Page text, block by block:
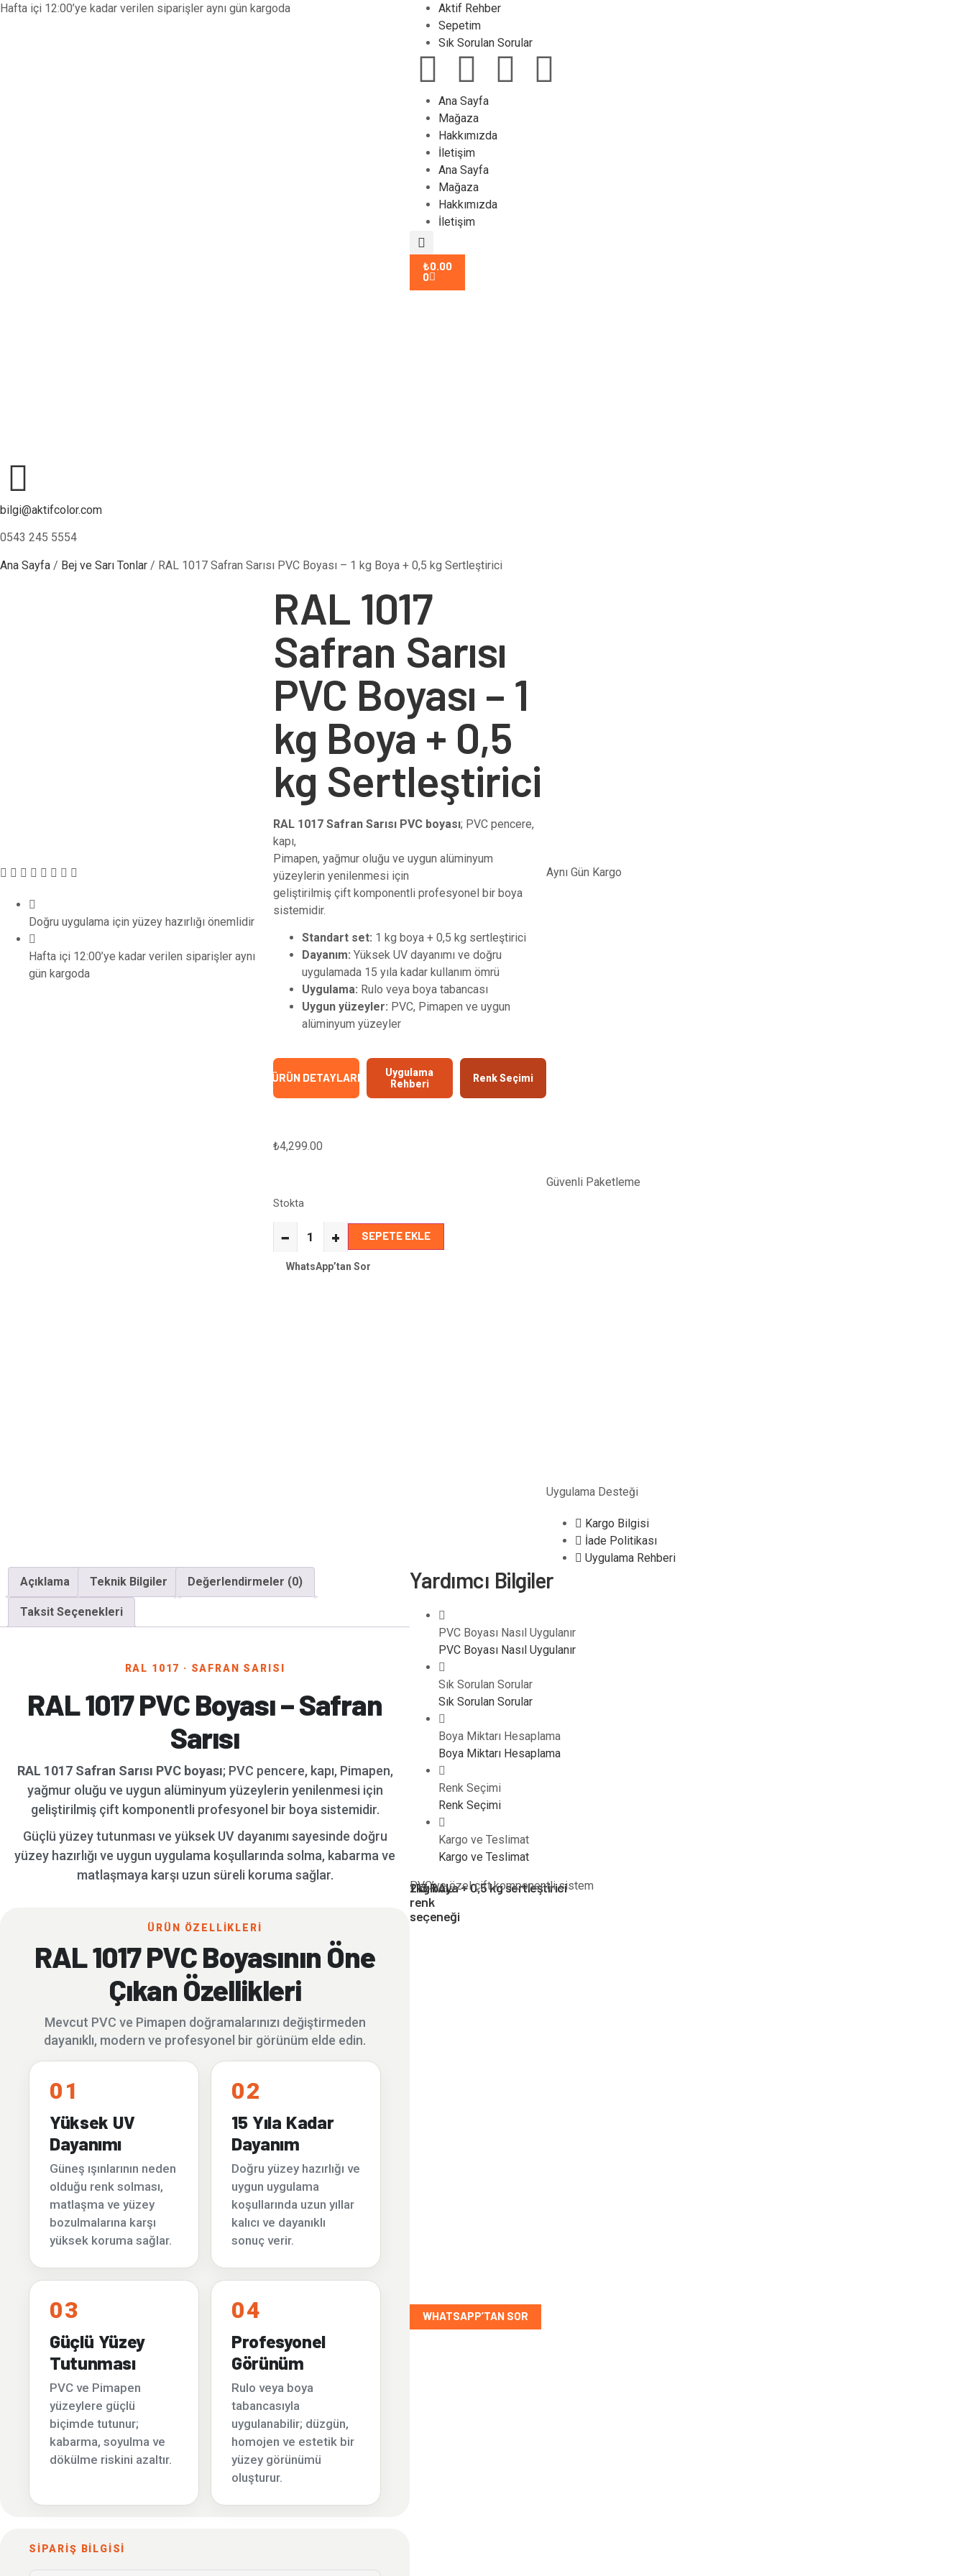
Hafta içi 12:00’ye kadar verilen siparişler aynı gün kargoda
Aktif Rehber
Sepetim
Sık Sorulan Sorular
bilgi@aktifcolor.com
0543 245 5554
Ana Sayfa
Mağaza
Hakkımızda
İletişim
Ana Sayfa
Mağaza
Hakkımızda
İletişim
₺0.00
0
Ana Sayfa / Bej ve Sarı Tonlar / RAL 1017 Safran Sarısı PVC Boyası – 1 kg Boya + 0,5 kg Sertleştirici
Doğru uygulama için yüzey hazırlığı önemlidir
Hafta içi 12:00’ye kadar verilen siparişler aynı
gün kargoda
RAL 1017
Safran Sarısı
PVC Boyası – 1
kg Boya + 0,5
kg Sertleştirici
RAL 1017 Safran Sarısı PVC boyası; PVC pencere,
kapı,
Pimapen, yağmur oluğu ve uygun alüminyum
yüzeylerin yenilenmesi için
geliştirilmiş çift komponentli profesyonel bir boya
sistemidir.
Standart set: 1 kg boya + 0,5 kg sertleştirici
Dayanım: Yüksek UV dayanımı ve doğru
uygulamada 15 yıla kadar kullanım ömrü
Uygulama: Rulo veya boya tabancası
Uygun yüzeyler: PVC, Pimapen ve uygun
alüminyum yüzeyler
ÜRÜN DETAYLARI
Uygulama
Rehberi
Renk Seçimi
₺4,299.00
Stokta
− + SEPETE EKLE
WhatsApp’tan Sor
Aynı Gün Kargo
Güvenli Paketleme
Uygulama Desteği
Kargo Bilgisi
İade Politikası
Uygulama Rehberi
Açıklama
Teknik Bilgiler Değerlendirmeler (0)
Taksit Seçenekleri
RAL 1017 · SAFRAN SARISI
RAL 1017 PVC Boyası – Safran
Sarısı
RAL 1017 Safran Sarısı PVC boyası; PVC pencere, kapı, Pimapen,
yağmur oluğu ve uygun alüminyum yüzeylerin yenilenmesi için
geliştirilmiş çift komponentli profesyonel bir boya sistemidir.
Güçlü yüzey tutunması ve yüksek UV dayanımı sayesinde doğru
yüzey hazırlığı ve uygun uygulama koşullarında solma, kabarma ve
matlaşmaya karşı uzun süreli koruma sağlar.
ÜRÜN ÖZELLİKLERİ
RAL 1017 PVC Boyasının Öne
Çıkan Özellikleri
Mevcut PVC ve Pimapen doğramalarınızı değiştirmeden
dayanıklı, modern ve profesyonel bir görünüm elde edin.
01
Yüksek UV
Dayanımı
Güneş ışınlarının neden
olduğu renk solması,
matlaşma ve yüzey
bozulmalarına karşı
yüksek koruma sağlar.
02
15 Yıla Kadar
Dayanım
Doğru yüzey hazırlığı ve
uygun uygulama
koşullarında uzun yıllar
kalıcı ve dayanıklı
sonuç verir.
03
Güçlü Yüzey
Tutunması
PVC ve Pimapen
yüzeylere güçlü
biçimde tutunur;
kabarma, soyulma ve
dökülme riskini azaltır.
04
Profesyonel
Görünüm
Rulo veya boya
tabancasıyla
uygulanabilir; düzgün,
homojen ve estetik bir
yüzey görünümü
oluşturur.
SİPARİŞ BİLGİSİ
Yardımcı Bilgiler
PVC Boyası Nasıl Uygulanır
PVC Boyası Nasıl Uygulanır
Sık Sorulan Sorular
Sık Sorulan Sorular
Boya Miktarı Hesaplama
Boya Miktarı Hesaplama
Renk Seçimi
Renk Seçimi
Kargo ve Teslimat
Kargo ve Teslimat
1 kg boya + 0,5 kg sertleştirici
213 RAL
renk
seçeneği
PVC’ye özel çift komponentli sistem
WHATSAPP’TAN SOR